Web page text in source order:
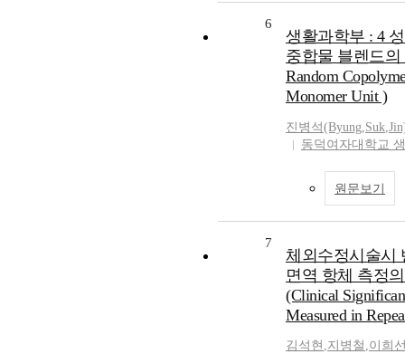
6
생활과학부 : 4
중합물 블렌드의
Random
Monomer Unit )
진병석(Byung,Suk,
동덕여자대학교
원문보기
7
체외수정시술시
면역 항체 측정
(Clinical
Measured in
김석현 ,지병철 ,이희